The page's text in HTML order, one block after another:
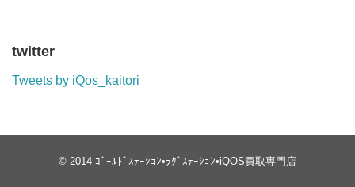
twitter
Tweets by iQos_kaitori
© 2014 ｺﾞｰﾙﾄﾞｽﾃｰｼｮﾝ•ﾗｸﾞｽﾃｰｼｮﾝ•iQOS買取専門店